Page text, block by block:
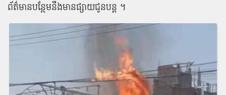
ព័ត៌មានបន្ថែមនឹងមានផ្សាយជូនបន្ត ។